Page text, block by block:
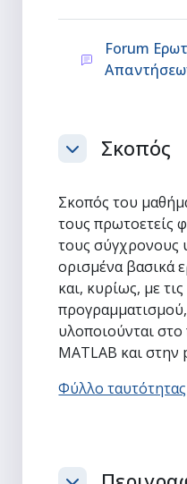
Forum
ΣύμπτυξηΣκοπός
Σκοπός του
τους πρωτοετείς
τους σύγχρονους
ορισμένα βασικά
και, κυρίως, με
υλοποιούνται
MATLAB και στην
Φύλλο